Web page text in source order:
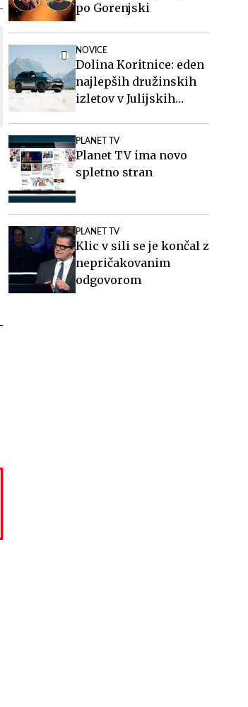
po Gorenjski
NOVICE
Dolina Koritnice: eden
najlepših družinskih
izletov v Julijskih
PLANET TV
Planet TV ima novo
spletno stran
PLANET TV
Klic v sili se je končal z
nepričakovanim
odgovorom